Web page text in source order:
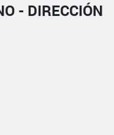
- DIRECCIÓN